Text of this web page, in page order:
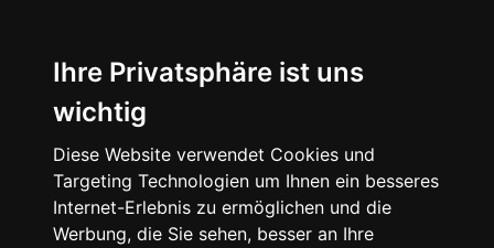
Ihre Privatsphäre ist uns
wichtig
Diese Website verwendet Cookies und
Targeting Technologien um Ihnen ein besseres
Internet-Erlebnis zu ermöglichen und die
Werbung, die Sie sehen, besser an Ihre